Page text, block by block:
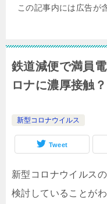
この記事内には広告が
鉄道減便で満員
ロナに濃厚接触？
新型コロナウイルス
Tweet
新型コロナウイルス
検討していることがわ